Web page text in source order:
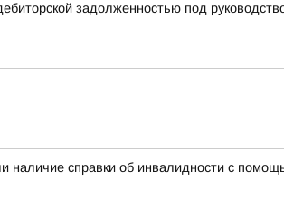
задолженностью под
наличие справки об инвалидности с